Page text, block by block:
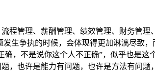
程管理、薪酬管理、绩效管理、财务管
生争执的时候，会体现得更加淋漓尽致
，不是说你这个人不正确”，似乎也是这
，也许是能力有问题，也许是方法有问题